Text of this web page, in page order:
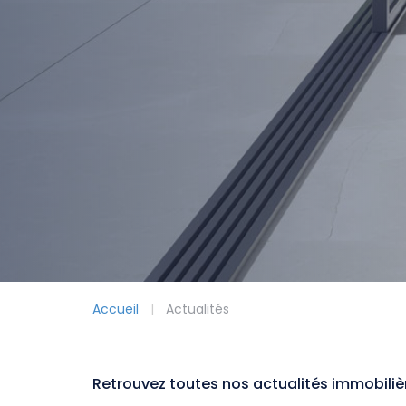
Accueil Actualités
Retrouvez toutes nos actualités